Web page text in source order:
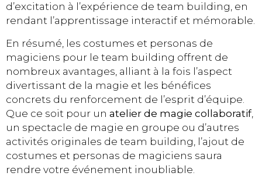
d’excitation à l’expérience de team building, en
rendant l’apprentissage interactif et mémorable.
En résumé, les costumes et personas de
magiciens pour le team building offrent de
nombreux avantages, alliant à la fois l’aspect
divertissant de la magie et les bénéfices
concrets du renforcement de l’esprit d’équipe.
Que ce soit pour un atelier de magie collaboratif,
un spectacle de magie en groupe ou d’autres
activités originales de team building, l’ajout de
costumes et personas de magiciens saura
rendre votre événement inoubliable.